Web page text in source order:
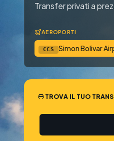
Transfer privati a
AEROPORTI
CCS Simon Bolivar
TROVA IL TUO